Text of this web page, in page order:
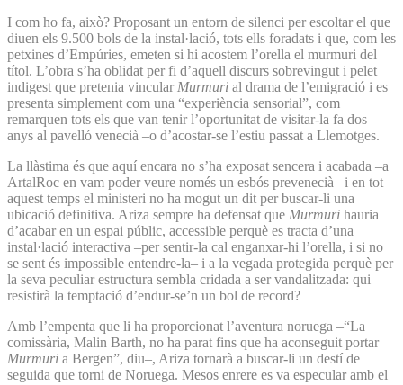
I com ho fa, això? Proposant un entorn de silenci per escoltar el que
diuen els 9.500 bols de la instal·lació, tots ells foradats i que, com les
petxines d’Empúries, emeten si hi acostem l’orella el murmuri del
títol. L’obra s’ha oblidat per fi d’aquell discurs sobrevingut i pelet
indigest que pretenia vincular Murmuri al drama de l’emigració i es
presenta simplement com una “experiència sensorial”, com
remarquen tots els que van tenir l’oportunitat de visitar-la fa dos
anys al pavelló venecià –o d’acostar-se l’estiu passat a Llemotges.
La llàstima és que aquí encara no s’ha exposat sencera i acabada –a
ArtalRoc en vam poder veure només un esbós prevenecià– i en tot
aquest temps el ministeri no ha mogut un dit per buscar-li una
ubicació definitiva. Ariza sempre ha defensat que Murmuri hauria
d’acabar en un espai públic, accessible perquè es tracta d’una
instal·lació interactiva –per sentir-la cal enganxar-hi l’orella, i si no
se sent és impossible entendre-la– i a la vegada protegida perquè per
la seva peculiar estructura sembla cridada a ser vandalitzada: qui
resistirà la temptació d’endur-se’n un bol de record?
Amb l’empenta que li ha proporcionat l’aventura noruega –“La
comissària, Malin Barth, no ha parat fins que ha aconseguit portar
Murmuri a Bergen”, diu–, Ariza tornarà a buscar-li un destí de
seguida que torni de Noruega. Mesos enrere es va especular amb el